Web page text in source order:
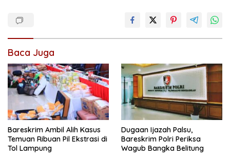
Baca Juga
Bareskrim Ambil Alih Kasus
Temuan Ribuan Pil Ekstrasi di
Tol Lampung
Dugaan Ijazah Palsu,
Bareskrim Polri Periksa
Wagub Bangka Belitung